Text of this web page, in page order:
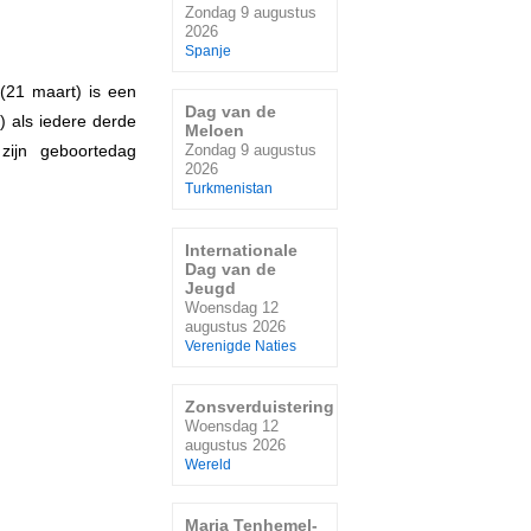
maart) is een
als iedere derde
geboortedag
Zondag 9 augustus
2026
Spanje
Dag van de
Meloen
Zondag 9 augustus
2026
Turkmenistan
Internationale
Dag van de
Jeugd
Woensdag 12
augustus 2026
Verenigde Naties
Zonsverduistering
Woensdag 12
augustus 2026
Wereld
Maria Tenhemel-